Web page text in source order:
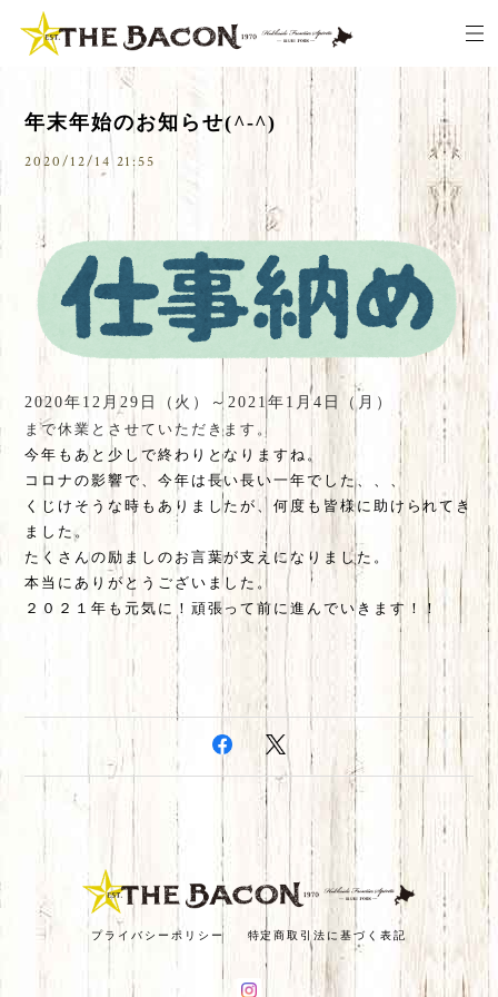
年末年始のお知らせ(^-^)
2020/12/14 21:55
2020年12月29日（火）～2021年1月4日（月）
まで休業とさせていただきます。
今年もあと少しで終わりとなりますね。
コロナの影響で、今年は長い長い一年でした、、、
くじけそうな時もありましたが、何度も皆様に助けられてき
ました。
たくさんの励ましのお言葉が支えになりました。
本当にありがとうございました。
２０２１年も元気に！ 頑張って前に進んでいきます！！
プライバシーポリシー 特定商取引法に基づく表記